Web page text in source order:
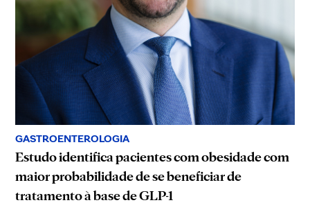
GASTROENTEROLOGIA
Estudo identifica pacientes com obesidade com
maior probabilidade de se beneficiar de
tratamento à base de GLP-1